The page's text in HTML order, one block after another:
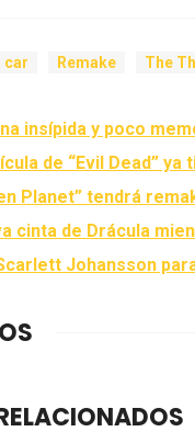
car Remake The
insípida y poco
de “Evil Dead”
Planet” tendrá
cinta de Drácula
Johansson